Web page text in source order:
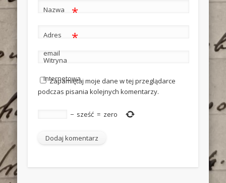
Nazwa *
Adres
email
*
Witryna
internetowa
Zapamiętaj moje dane w tej przeglądarce
podczas pisania kolejnych komentarzy.
− sześć = zero